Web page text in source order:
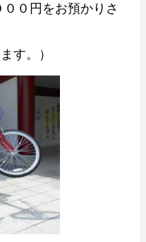
０円をお預かりさ
す。）